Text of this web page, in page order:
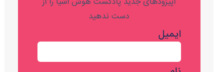
دست ندهید
ایمیل